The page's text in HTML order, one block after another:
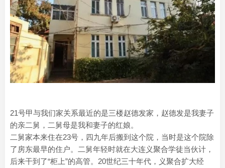
21号甲与我们家关系最近的是三楼赵德发家，赵德发是我妻子
的亲二舅，二舅母是我和妻子的红娘。
二舅家本来住在23号，四九年后搬到这个院，当时是这个院除
了房东最早的住户。二舅年轻时就在大连义聚合学徒当伙计，
后来干到了“柜上”的高管。20世纪三十年代，义聚合扩大经